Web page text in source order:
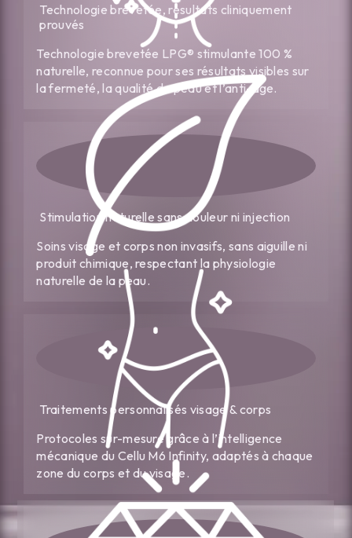
Technologie brevetée, résultats cliniquement
prouvés
Technologie brevetée LPG® stimulante 100 %
naturelle, reconnue pour ses résultats visibles sur
la fermeté, la qualité de peau et l’anti-âge.
Stimulation naturelle sans douleur ni injection
Soins visage et corps non invasifs, sans aiguille ni
produit chimique, respectant la physiologie
naturelle de la peau.
Traitements personnalisés visage & corps
Protocoles sur-mesure grâce à l’intelligence
mécanique du Cellu M6 Infinity, adaptés à chaque
zone du corps et du visage.